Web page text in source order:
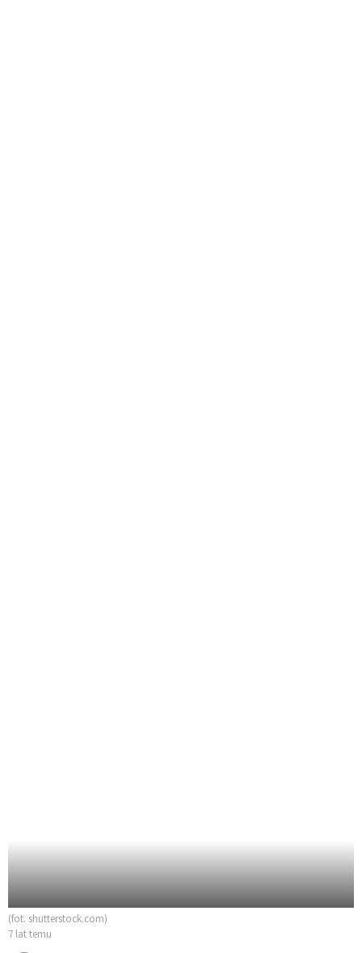
(fot. shutterstock.com)
7 lat temu